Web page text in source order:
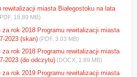
rewitalizacji miasta Białegostoku na lata
18.89 MB)
za rok 2018 Programu rewitalizacji miasta
2023 (skan) (PDF, 3.03 MB)
za rok 2018 Programu rewitalizacji miasta
2023 (do odczytu) (DOCX, 1.89 MB)
za rok 2019 Programu rewitalizacji miasta